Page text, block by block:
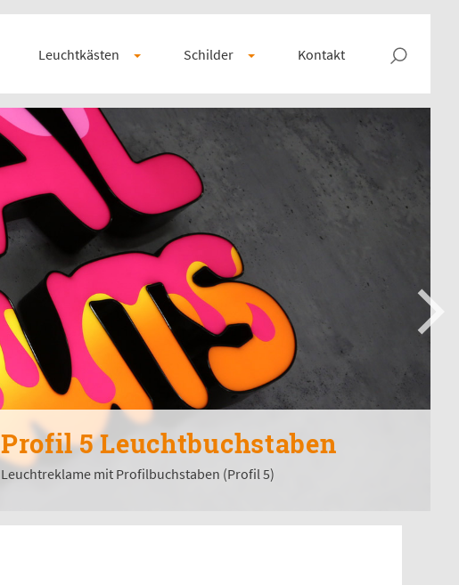
Leuchtkästen Schilder Kontakt
Profil 3 Leuchtbuchstaben
Leuchtreklame mit Profilbuchstaben (Profil 3)